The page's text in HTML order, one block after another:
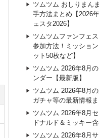
ツムツム おしりまん
手方法まとめ【2026
ェスタ2026】
ツムツムファンフェ
参加方法！ミッショ
ット50枚など】
ツムツム 2026年8月
ンダー【最新版】
ツムツム 2026年8月
ガチャ等の最新情報
ツムツム 2026年8月
ドナルド＆ミッキー
ツムツム 2026年8月